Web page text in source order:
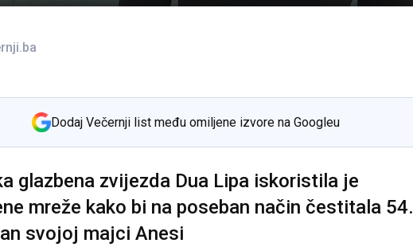
Dodaj Večernji list među omiljene izvore na Googleu
glazbena zvijezda Dua Lipa iskoristila je
mreže kako bi na poseban način čestitala 54.
svojoj majci Anesi